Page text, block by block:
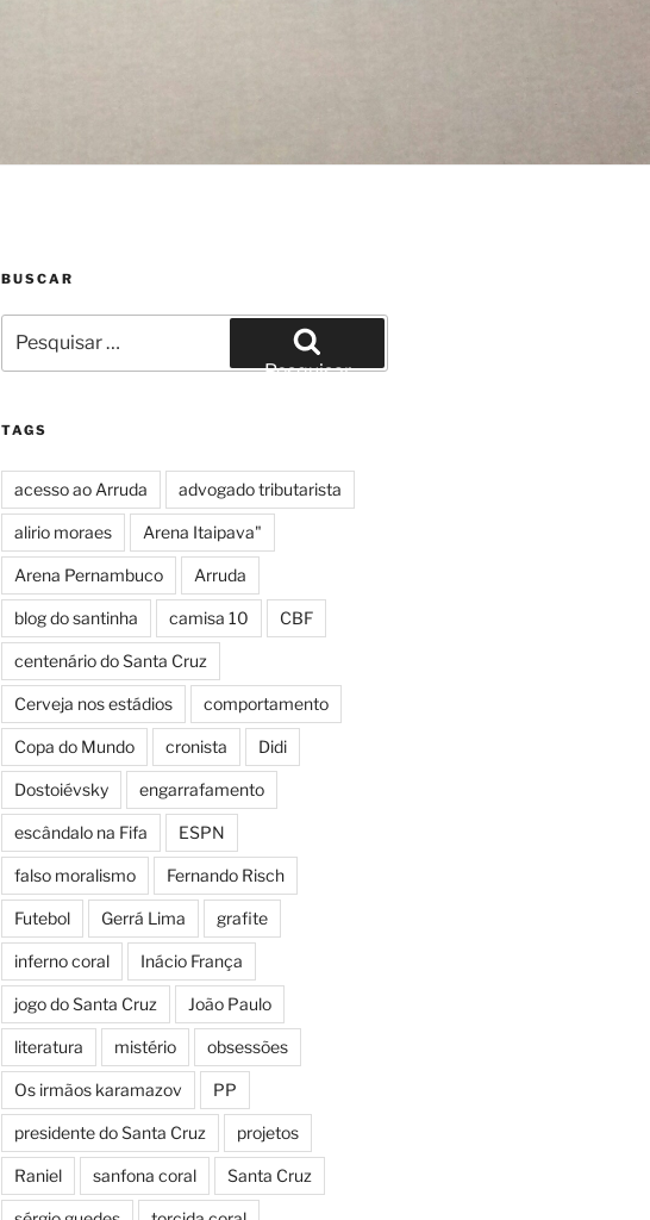
BUSCAR
por:
Pesquisar
TAGS
acesso ao Arruda advogado tributarista
alirio moraes Arena Itaipava"
Arena Pernambuco Arruda
blog do santinha camisa 10 CBF
centenário do Santa Cruz
Cerveja nos estádios comportamento
Copa do Mundo cronista Didi
Dostoiévsky engarrafamento
escândalo na Fifa ESPN
falso moralismo Fernando Risch
Futebol Gerrá Lima grafite
inferno coral Inácio França
jogo do Santa Cruz João Paulo
literatura mistério obsessões
Os irmãos karamazov PP
presidente do Santa Cruz projetos
Raniel sanfona coral Santa Cruz